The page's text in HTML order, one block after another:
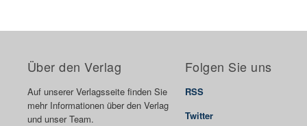
Über den Verlag
Auf unserer Verlagsseite finden Sie
mehr Informationen über den Verlag
und unser Team.
Folgen Sie uns
RSS
Twitter